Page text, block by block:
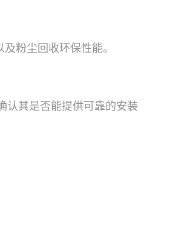
粉尘回收环保性能。
认其是否能提供可靠的安装